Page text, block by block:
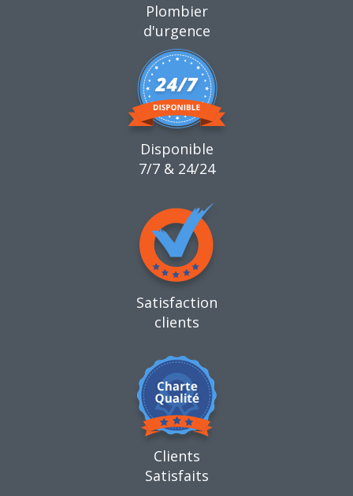
Plombier
d'urgence
Disponible
7/7 & 24/24
Satisfaction
clients
Clients
Satisfaits